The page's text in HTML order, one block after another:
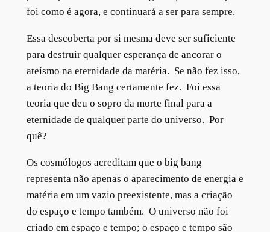
foi como é agora, e continuará a ser para sempre.
Essa descoberta por si mesma deve ser suficiente
para destruir qualquer esperança de ancorar o
ateísmo na eternidade da matéria. Se não fez isso,
a teoria do Big Bang certamente fez. Foi essa
teoria que deu o sopro da morte final para a
eternidade de qualquer parte do universo. Por
quê?
Os cosmólogos acreditam que o big bang
representa não apenas o aparecimento de energia e
matéria em um vazio preexistente, mas a criação
do espaço e tempo também. O universo não foi
criado em espaço e tempo; o espaço e tempo são